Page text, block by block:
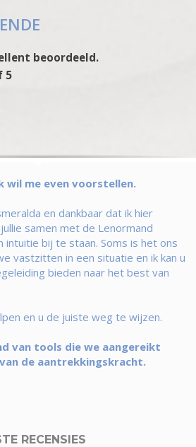
beoordeeld.
5
wil me even voorstellen.
en dankbaar dat ik hier
samen met de Lenormand
intuitie bij te staan. Soms is het ons
vastzitten in een situatie en ik kan u
bieden naar het best van
en u de juiste weg te wijzen.
van tools die we aangereikt
de aantrekkingskracht.
RECENSIES